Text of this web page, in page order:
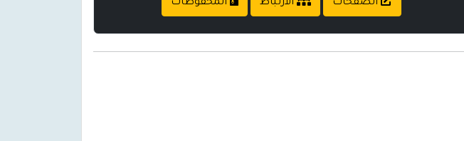
الصفحات الارتباط المحفوظات